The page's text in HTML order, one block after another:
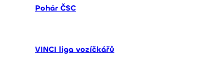
Pohár ČSC
VINCI liga vozíčkářů